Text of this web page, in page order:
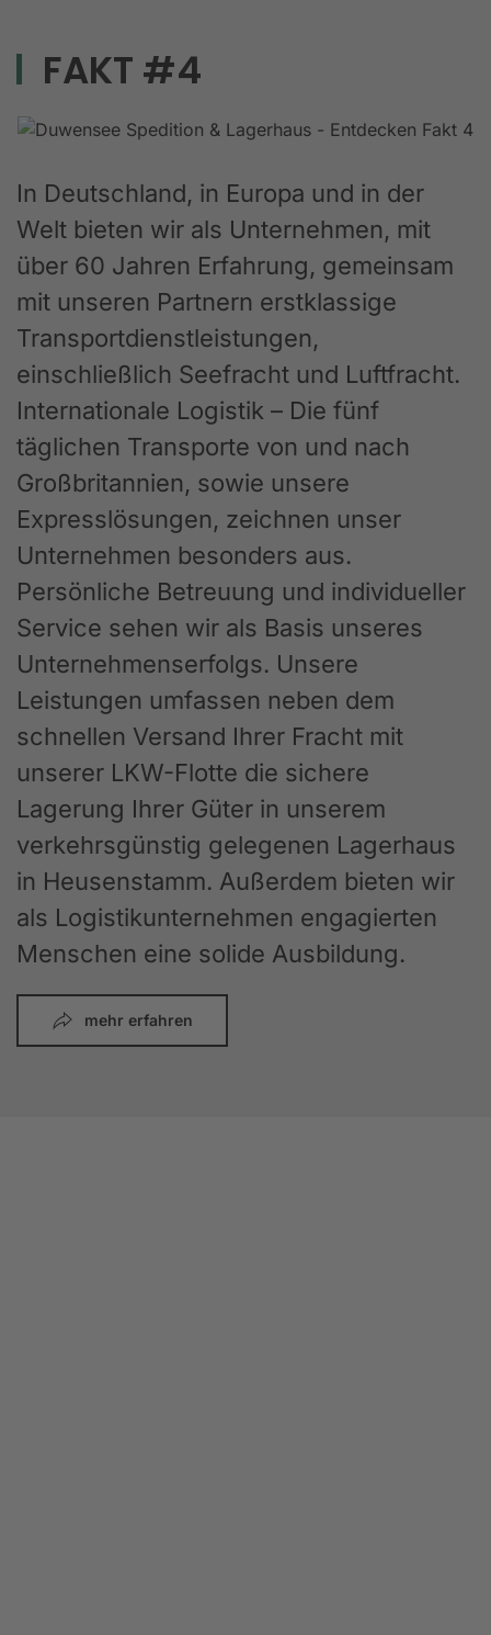
FAKT #4
In Deutschland, in Europa und in der
Welt bieten wir als Unternehmen, mit
über 60 Jahren Erfahrung, gemeinsam
mit unseren Partnern erstklassige
Transportdienstleistungen,
einschließlich Seefracht und Luftfracht.
Internationale Logistik – Die fünf
täglichen Transporte von und nach
Großbritannien, sowie unsere
Expresslösungen, zeichnen unser
Unternehmen besonders aus.
Persönliche Betreuung und individueller
Service sehen wir als Basis unseres
Unternehmenserfolgs. Unsere
Leistungen umfassen neben dem
schnellen Versand Ihrer Fracht mit
unserer LKW-Flotte die sichere
Lagerung Ihrer Güter in unserem
verkehrsgünstig gelegenen Lagerhaus
in Heusenstamm. Außerdem bieten wir
als Logistikunternehmen engagierten
Menschen eine solide Ausbildung.
mehr erfahren